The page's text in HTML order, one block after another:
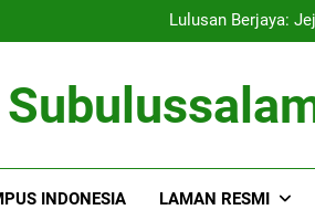
Lulusan Berjaya:
Tugas Biro Karier
Lulusan Berjaya:
Tugas Biro Karier
INDONESIA LAMAN RESMI